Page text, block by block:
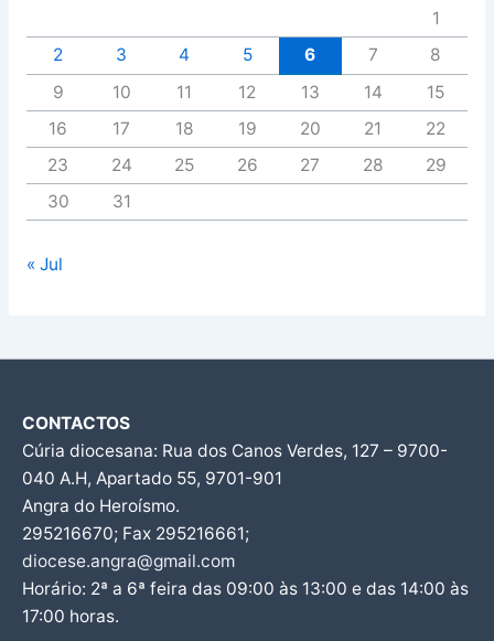
1
2
3 4 5 6 7
8
9
10 11 12 13 14
15
16
17 18 19 20 21
22
23
24 25 26 27 28
29
30
31
« Jul
CONTACTOS
Cúria diocesana: Rua dos Canos Verdes, 127 – 9700-
040 A.H, Apartado 55, 9701-901
Angra do Heroísmo.
295216670; Fax 295216661;
diocese.angra@gmail.com
Horário: 2ª a 6ª feira das 09:00 às 13:00 e das 14:00 às
17:00 horas.